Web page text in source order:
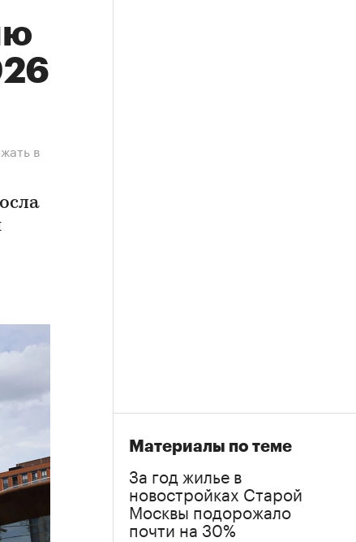
в
Материалы по теме
За год жилье в
новостройках Старой
Москвы подорожало
почти на 30%